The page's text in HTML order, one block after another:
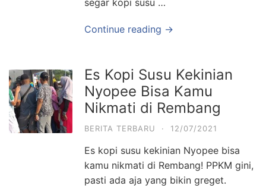
segar kopi susu …
Continue reading →
Es Kopi Susu Kekinian
Nyopee Bisa Kamu
Nikmati di Rembang
BERITA TERBARU · 12/07/2021
Es kopi susu kekinian Nyopee bisa
kamu nikmati di Rembang! PPKM gini,
pasti ada aja yang bikin greget.